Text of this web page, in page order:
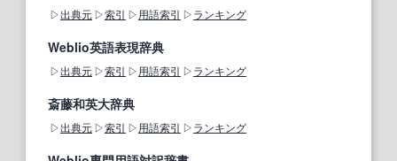
出典元 索引 用語索引 ランキング
Weblio英語表現辞典
出典元 索引 用語索引 ランキング
斎藤和英大辞典
出典元 索引 用語索引 ランキング